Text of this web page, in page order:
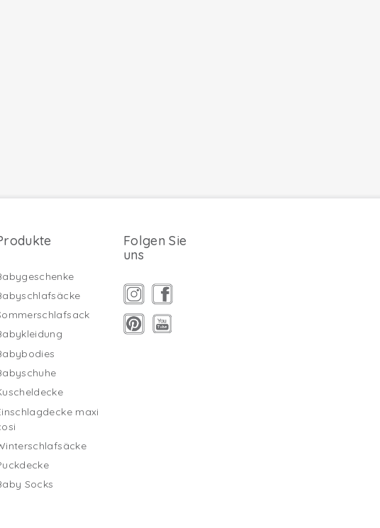
maxi
Socks
Folgen Sie
uns